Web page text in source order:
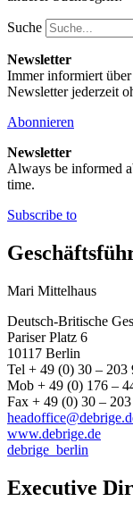
Suche
Newsletter
Immer informiert
Newsletter jederzeit
Abonnieren
Newsletter
Always be informed
time.
Subscribe to
Mari Mittelhaus
Deutsch-Britische
Pariser Platz 6
10117 Berlin
Tel + 49 (0) 30 – 203
Mob + 49 (0) 176 –
Fax + 49 (0) 30 –
www.debrige.de
debrige_berlin
Executive